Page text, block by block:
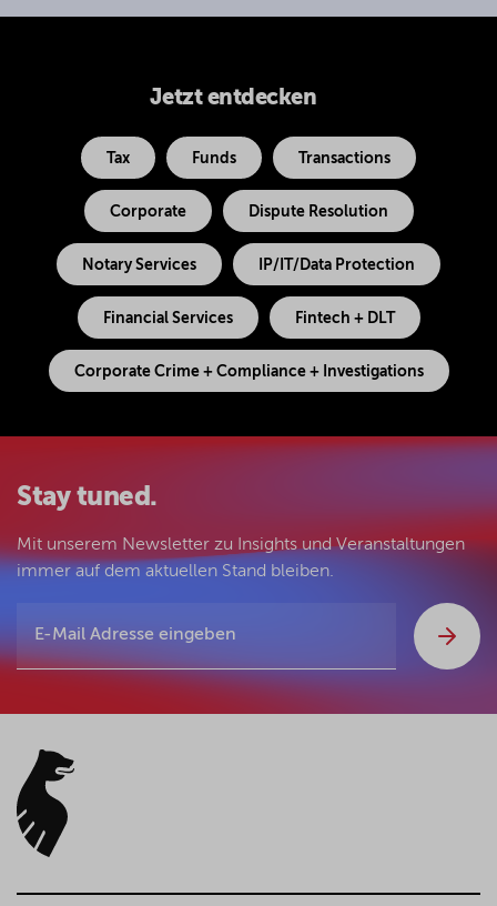
Jetzt entdecken
Tax Funds Transactions
Corporate Dispute Resolution
Notary Services IP/IT/Data Protection
Financial Services Fintech + DLT
Corporate Crime + Compliance + Investigations
Stay tuned.
Mit unserem Newsletter zu Insights und Veranstaltungen
immer auf dem aktuellen Stand bleiben.